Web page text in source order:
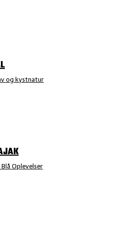
og kystnatur
Oplevelser